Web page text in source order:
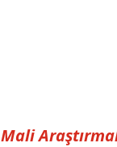
Mali